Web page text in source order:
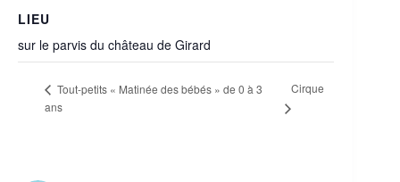
LIEU
sur le parvis du château de Girard
Tout-petits « Matinée des bébés » de 0 à 3
ans
Cirque